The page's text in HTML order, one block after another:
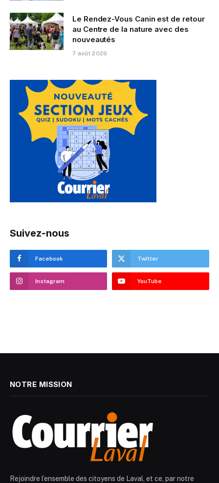
Le Rendez-Vous Canin est de retour
au Centre de la nature avec des
nouveautés
7 août 2026
Suivez-nous
Facebook Twitter
Instagram YouTube
NOTRE MISSION
Rejoindre l’ensemble des citoyens de Laval, et ce, par notre